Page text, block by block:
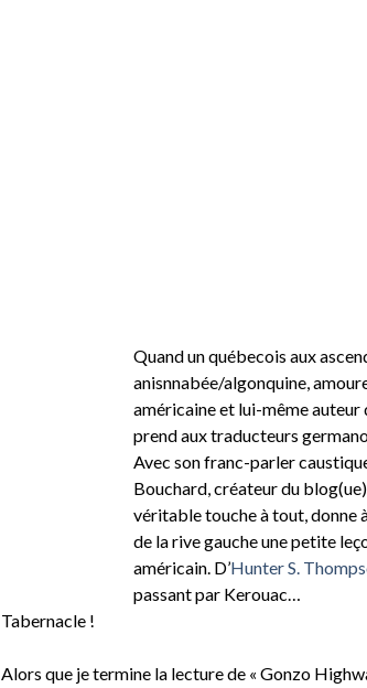
Quand un québecois aux
anisnnabée/algonquine,
américaine et lui-même auteur
prend aux traducteurs
Avec son franc-parler
Bouchard, créateur du blog(ue)
véritable touche à tout, donne
de la rive gauche une petite
américain. D’Hunter S.
passant par Kerouac…
Tabernacle !
Alors que je termine la lecture de « Gonzo